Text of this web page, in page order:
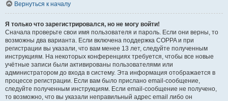
Вернуться к началу
Я только что зарегистрировался, но не могу войти!
Сначала проверьте свои имя пользователя и пароль. Если они верны, то
возможны два варианта. Если включена поддержка COPPA и при
регистрации вы указали, что вам менее 13 лет, следуйте полученным
инструкциям. На некоторых конференциях требуется, чтобы все новые
учётные записи были активированы пользователями или
администратором до входа в систему. Эта информация отображается в
процессе регистрации. Если вам было прислано email-сообщение,
следуйте полученным инструкциям. Если email-сообщение не получено,
то возможно, что вы указали неправильный адрес email либо он